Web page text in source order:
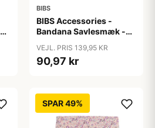
BIBS
BIBS Accessories -
Bandana Savlesmæk -
Lawn/Baby Blue
VEJL. PRIS 139,95 KR
90,97 kr
SPAR 49%